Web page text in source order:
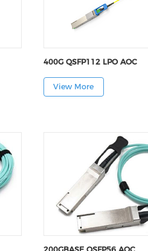
400G QSFP112 LPO AOC
View More